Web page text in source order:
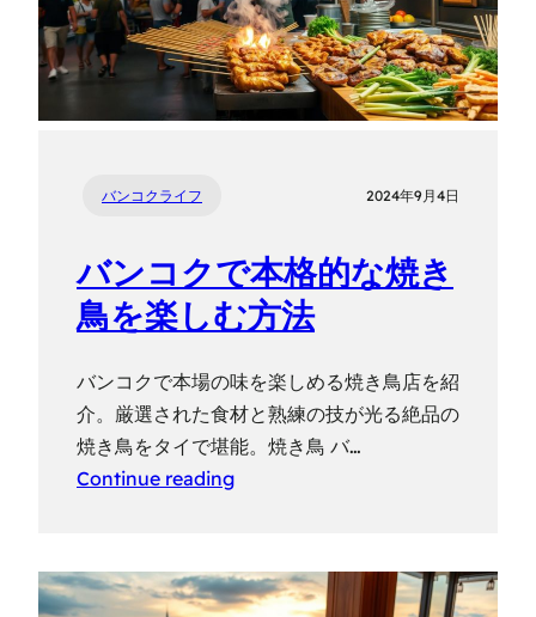
バンコクライフ 2024年9月4日
バンコクで本格的な焼き
鳥を楽しむ方法
バンコクで本場の味を楽しめる焼き鳥店を紹
介。厳選された食材と熟練の技が光る絶品の
焼き鳥をタイで堪能。焼き鳥 バ…
Continue reading